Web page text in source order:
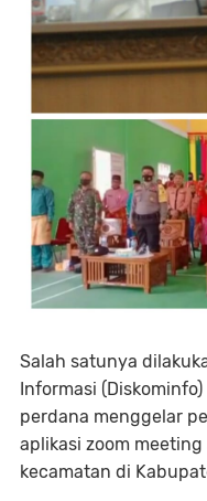
Salah satunya
Informasi
perdana menggelar
aplikasi zoom
kecamatan di